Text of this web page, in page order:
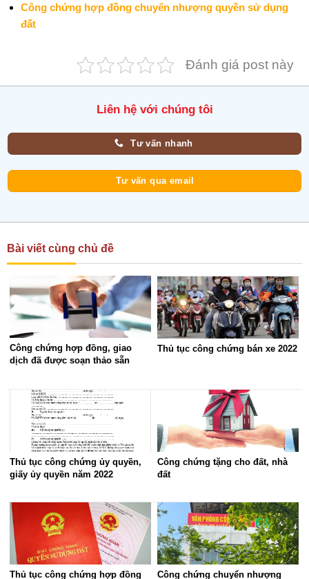
Công chứng hợp đồng chuyển nhượng quyền sử dụng
đất
Đánh giá post này
Liên hệ với chúng tôi
Tư vấn nhanh
Tư vấn qua email
Bài viết cùng chủ đề
Công chứng hợp đồng, giao
dịch đã được soạn thảo sẵn
Thủ tục công chứng bán xe 2022
Thủ tục công chứng ủy quyền,
giấy ủy quyền năm 2022
Công chứng tặng cho đất, nhà
đất
Thủ tục công chứng hợp đồng Công chứng chuyển nhượng